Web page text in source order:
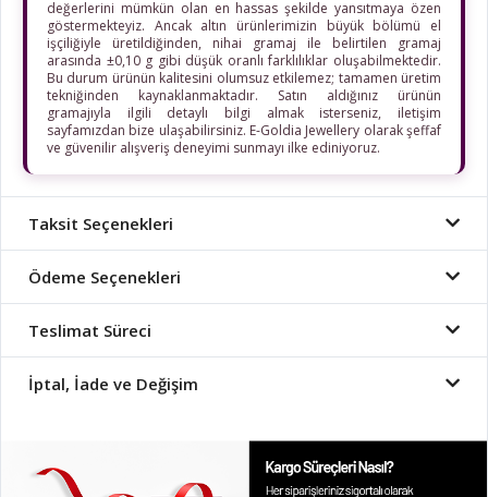
değerlerini mümkün olan en hassas şekilde yansıtmaya özen
göstermekteyiz. Ancak altın ürünlerimizin büyük bölümü el
işçiliğiyle üretildiğinden, nihai gramaj ile belirtilen gramaj
arasında ±0,10 g gibi düşük oranlı farklılıklar oluşabilmektedir.
Bu durum ürünün kalitesini olumsuz etkilemez; tamamen üretim
tekniğinden kaynaklanmaktadır. Satın aldığınız ürünün
gramajıyla ilgili detaylı bilgi almak isterseniz, iletişim
sayfamızdan bize ulaşabilirsiniz. E-Goldia Jewellery olarak şeffaf
ve güvenilir alışveriş deneyimi sunmayı ilke ediniyoruz.
Taksit Seçenekleri
Ödeme Seçenekleri
Teslimat Süreci
İptal, İade ve Değişim